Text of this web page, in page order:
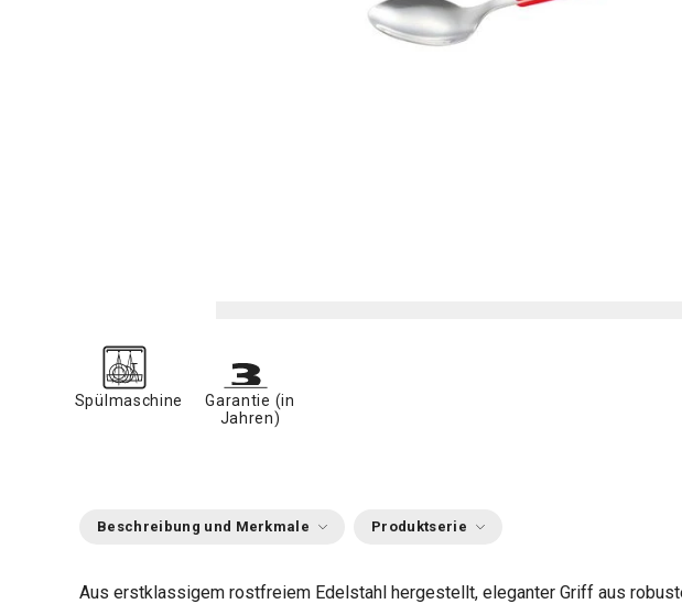
Spülmaschine
Garantie (in
Jahren)
Beschreibung und Merkmale Produktserie
Aus erstklassigem rostfreiem Edelstahl hergestellt, eleganter Griff aus